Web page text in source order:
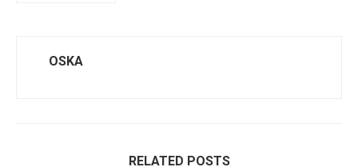
OSKA
RELATED POSTS